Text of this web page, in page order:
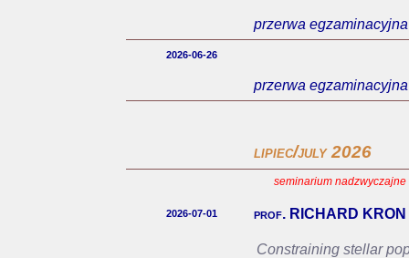
przerwa
2026-06-26
przerwa
lipiec/july 2026
seminarium
2026-07-01 prof. RICHARD KRON
Constraining stellar